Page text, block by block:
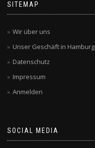
SITEMAP
Wir über uns
Unser Geschäft in Hamburg
Datenschutz
Impressum
Anmelden
SOCIAL MEDIA